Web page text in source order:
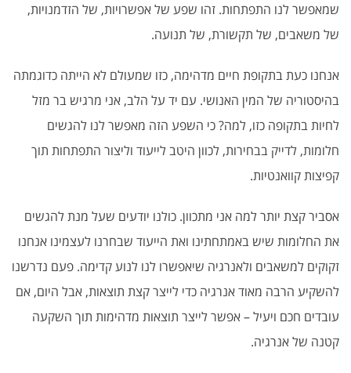
שמאפשר לנו התפתחות. זהו שפע של אפשרויות, של הזדמנויות,
של משאבים, של תקשורת, של תנועה.
אנחנו כעת בתקופת חיים מדהימה, כזו שמעולם לא הייתה כדוגמתה
בהיסטוריה של המין האנושי. עם יד על הלב, אני מרגיש בר מזל
לחיות בתקופה כזו, למה? כי השפע הזה מאפשר לנו להגשים
חלומות, לדייק בבחירות, לכוון היטב לייעוד וליצור התפתחות תוך
קפיצות קוואנטיות.
אסביר קצת יותר למה אני מתכוון. כולנו יודעים שעל מנת להגשים
את החלומות שיש באמתחתינו ואת הייעוד שבחרנו לעצמינו אנחנו
זקוקים למשאבים ולאנרגיה שיאפשרו לנו לנוע קדימה. פעם נדרשנו
להשקיע הרבה מאוד אנרגיה כדי לייצר קצת תוצאות, אבל היום, אם
עובדים חכם ויעיל – אפשר לייצר תוצאות מדהימות תוך השקעה
קטנה של אנרגיה.